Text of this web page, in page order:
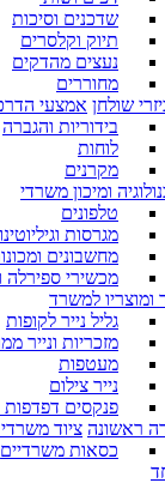
שדכנים וסיכות
תיוק וקלסרים
נעצים מהדקים
מחוררים
שולחן אמצעי
בידוריות והגברה
לוחות
מקרנים
ומיכון משרדי
טלפונים
מגרסות
מחשבונים
מכשירי ספירלה
ומוצריו למשרד
גליל נייר לקופות
מזכריות ונייר
מעטפות
נייר צילום
פנקסים דפדפות
ראשונה ציוד
כסאות משרדיים